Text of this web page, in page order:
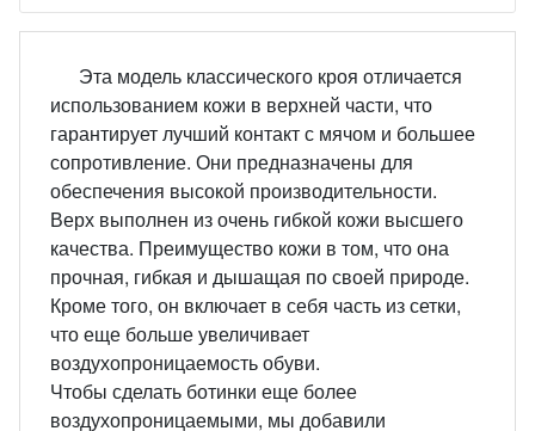
Эта модель классического кроя отличается
использованием кожи в верхней части, что
гарантирует лучший контакт с мячом и большее
сопротивление. Они предназначены для
обеспечения высокой производительности.
Верх выполнен из очень гибкой кожи высшего
качества. Преимущество кожи в том, что она
прочная, гибкая и дышащая по своей природе.
Кроме того, он включает в себя часть из сетки,
что еще больше увеличивает
воздухопроницаемость обуви.
Чтобы сделать ботинки еще более
воздухопроницаемыми, мы добавили